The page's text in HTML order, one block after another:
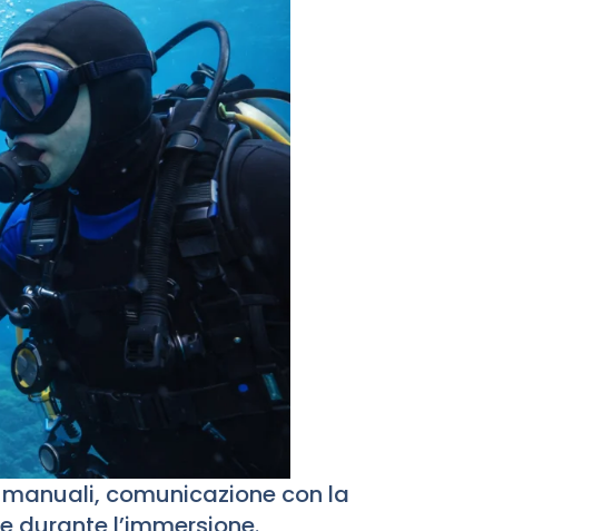
comunicazione con la